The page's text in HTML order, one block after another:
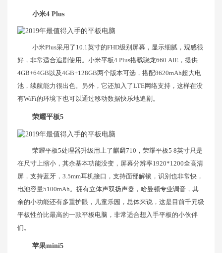
小米4 Plus
小米Plus采用了10.1英寸的FHD级别屏幕，显示细腻，观感很
好，非常适合追剧使用。小米平板4 Plus搭载骁龙660 AIE，提供
4GB+64GB以及4GB+128GB两个版本可选，搭配8620mAh超大电
池，续航能力很出色。另外，它还加入了LTE网络支持，这样在没
有WiFi的环境下也可以通过移动数据快乐地追剧。
荣耀平板5
荣耀平板5处理器升级用上了麒麟710，荣耀平板5 8英寸只是
在尺寸上缩小，其余基本功能没变，屏幕分辨率1920*1200全高清
屏，支持蓝牙，3.5mm耳机接口，支持面部解锁，识别也非常快，
电池容量5100mAh。拥有立体声双扬声器，哈曼顿专业调音，其
余的小功能还有多重护眼，儿童乐园，总体来说，这是目前千元级
平板性价比最高的一款平板电脑，非常适合想入手平板的小伙伴
们。
苹果mini5